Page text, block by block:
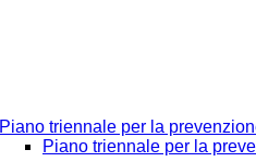
Piano triennale per la
Piano triennale per la